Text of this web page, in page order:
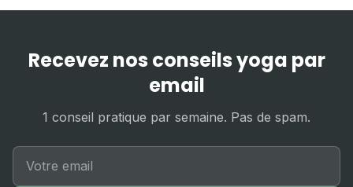
Recevez nos conseils yoga par
email
1 conseil pratique par semaine. Pas de spam.